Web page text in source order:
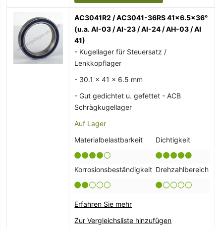
AC3041R2 / AC3041-36RS 41x6.5x36°
(u.a. AI-03 / AI-23 / AI-24 / AH-03 / AI
41)
- Kugellager für Steuersatz /
Lenkkopflager
- 30.1 x 41 x 6.5 mm
- Gut gedichtet u. gefettet - ACB
Schrägkugellager
Auf Lager
Materialbelastbarkeit
Dichtigkeit
Korrosionsbeständigkeit Drehzahlbereich
Erfahren Sie mehr
Zur Vergleichsliste hinzufügen